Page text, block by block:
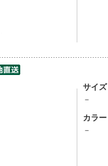
サイズ
－
カラー
－